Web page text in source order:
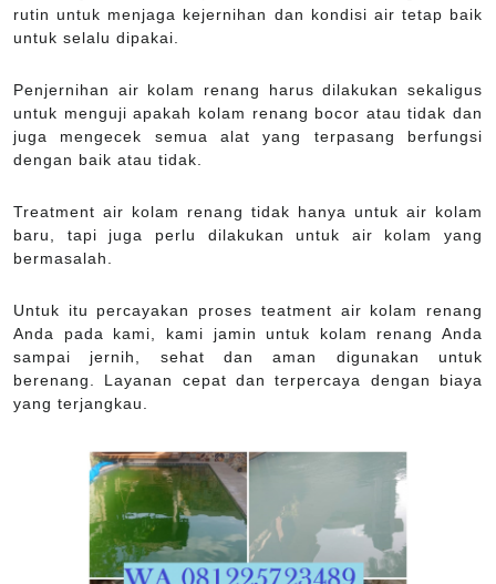
rutin untuk menjaga kejernihan dan kondisi air tetap baik
untuk selalu dipakai.
Penjernihan air kolam renang harus dilakukan sekaligus
untuk menguji apakah kolam renang bocor atau tidak dan
juga mengecek semua alat yang terpasang berfungsi
dengan baik atau tidak.
Treatment air kolam renang tidak hanya untuk air kolam
baru, tapi juga perlu dilakukan untuk air kolam yang
bermasalah.
Untuk itu percayakan proses teatment air kolam renang
Anda pada kami, kami jamin untuk kolam renang Anda
sampai jernih, sehat dan aman digunakan untuk
berenang. Layanan cepat dan terpercaya dengan biaya
yang terjangkau.